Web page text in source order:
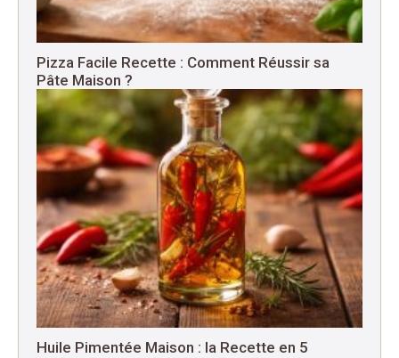
Pizza Facile Recette : Comment Réussir sa
Pâte Maison ?
Huile Pimentée Maison : la Recette en 5